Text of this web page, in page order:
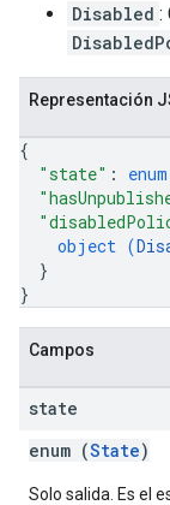
Disabled :
Representación
{
"state" :
object (
}
}
Campos
state
enum (State)
Solo salida. Es el